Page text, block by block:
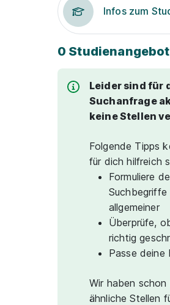
Infos zum
0
Leider sind für
Suchanfrage
keine Stellen
Folgende Tipps
für dich hilfreich
Formuliere
Suchbegriffe
allgemeiner
Überprüfe,
richtig
Passe deine
Wir haben schon
ähnliche Stellen